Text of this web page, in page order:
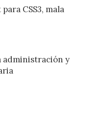
CSS3, mala
administración y